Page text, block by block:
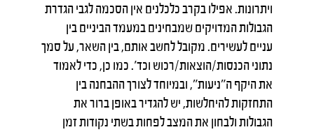
ויתרונות. אפילו בקרב כלכלנים אין הסכמה לגבי הגדרת
הגבולות המדויקים שמבחינים במעמד הביניים בין
עניים לעשירים. מקובל לחשב אותם, בין השאר, על סמך
נתוני הכנסות/הוצאות/רכוש וכד'. כמו כן, כדי לאמוד
את היקף ה"ניעות", ובמיוחד לצורך ההבחנה בין
התחזקות להיחלשות, יש להגדיר באופן ברור את
הגבולות ולבחון את המצב לפחות בשתי נקודות זמן